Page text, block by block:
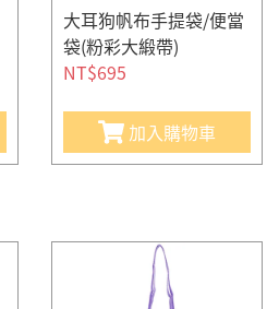
大耳狗帆布手提袋/便當
袋(粉彩大緞帶)
NT$695
加入購物車